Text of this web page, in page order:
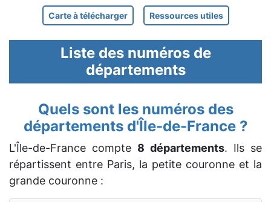
Carte à télécharger Ressources utiles
Liste des numéros de
départements
Quels sont les numéros des
départements d'Île-de-France ?
L'Île-de-France compte 8 départements. Ils se
répartissent entre Paris, la petite couronne et la
grande couronne :